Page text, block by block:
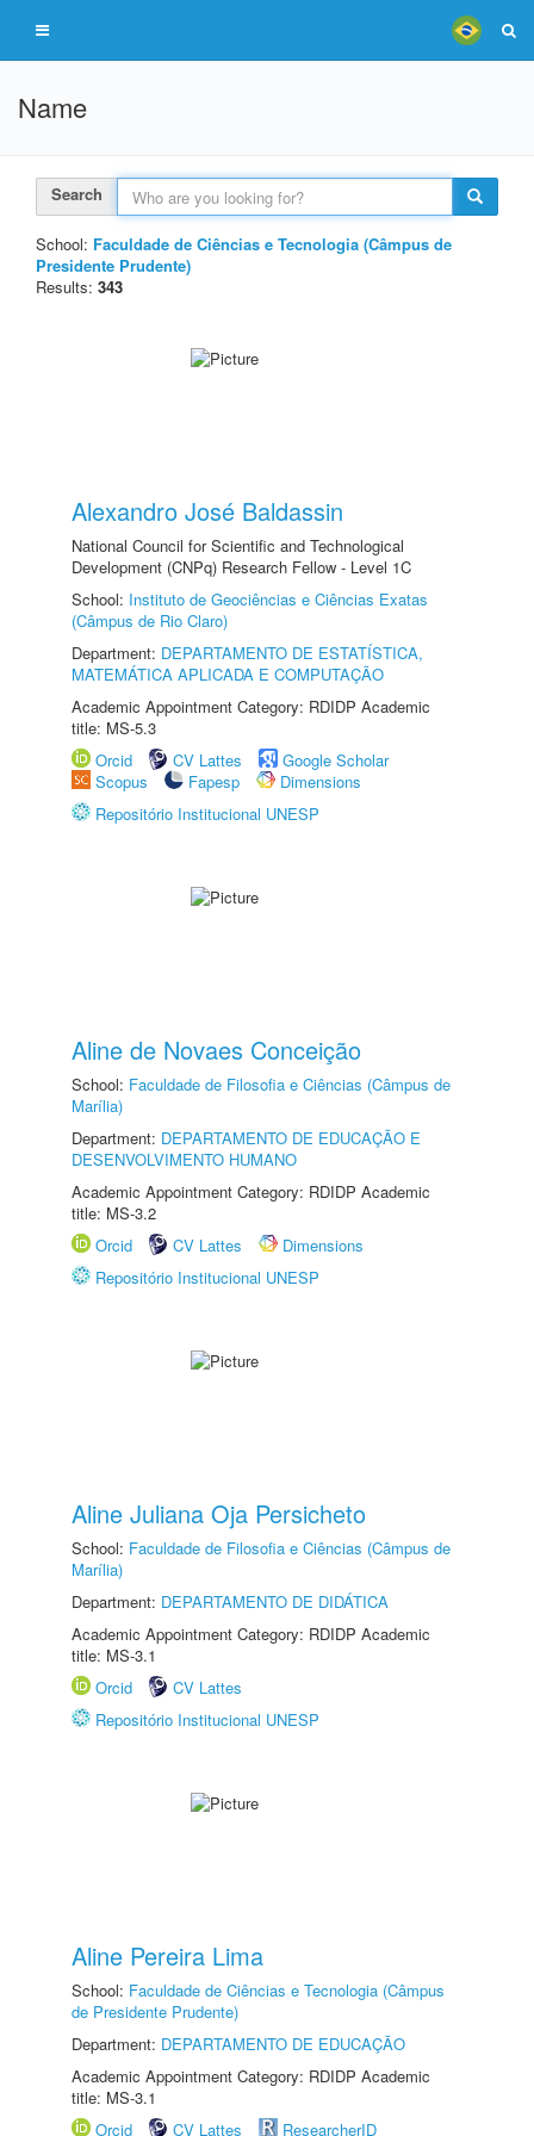
Name
Search
School: Faculdade de Ciências e Tecnologia (Câmpus de
Presidente Prudente)
Results: 343
Alexandro José Baldassin
National Council for Scientific and Technological
Development (CNPq) Research Fellow - Level 1C
School: Instituto de Geociências e Ciências Exatas
(Câmpus de Rio Claro)
Department: DEPARTAMENTO DE ESTATÍSTICA,
MATEMÁTICA APLICADA E COMPUTAÇÃO
Academic Appointment Category: RDIDP Academic
title: MS-5.3
Orcid
CV Lattes
Google Scholar
Scopus
Fapesp
Dimensions
Repositório Institucional UNESP
Aline de Novaes Conceição
School: Faculdade de Filosofia e Ciências (Câmpus de
Marília)
Department: DEPARTAMENTO DE EDUCAÇÃO E
DESENVOLVIMENTO HUMANO
Academic Appointment Category: RDIDP Academic
title: MS-3.2
Orcid
CV Lattes
Dimensions
Repositório Institucional UNESP
Aline Juliana Oja Persicheto
School: Faculdade de Filosofia e Ciências (Câmpus de
Marília)
Department: DEPARTAMENTO DE DIDÁTICA
Academic Appointment Category: RDIDP Academic
title: MS-3.1
Orcid
CV Lattes
Repositório Institucional UNESP
Aline Pereira Lima
School: Faculdade de Ciências e Tecnologia (Câmpus
de Presidente Prudente)
Department: DEPARTAMENTO DE EDUCAÇÃO
Academic Appointment Category: RDIDP Academic
title: MS-3.1
Orcid
CV Lattes ResearcherID